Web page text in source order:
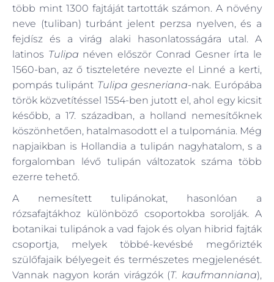
több mint 1300 fajtáját tartották számon. A növény
neve (tuliban) turbánt jelent perzsa nyelven, és a
fejdísz és a virág alaki hasonlatosságára utal. A
latinos Tulipa néven először Conrad Gesner írta le
1560-ban, az ő tiszteletére nevezte el Linné a kerti,
pompás tulipánt Tulipa gesneriana-nak. Európába
török közvetítéssel 1554-ben jutott el, ahol egy kicsit
később, a 17. században, a holland nemesítőknek
köszönhetően, hatalmasodott el a tulpománia. Még
napjaikban is Hollandia a tulipán nagyhatalom, s a
forgalomban lévő tulipán változatok száma több
ezerre tehető.
A nemesített tulipánokat, hasonlóan a
rózsafajtákhoz különböző csoportokba sorolják. A
botanikai tulipánok a vad fajok és olyan hibrid fajták
csoportja, melyek többé-kevésbé megőrizték
szülőfajaik bélyegeit és természetes megjelenését.
Vannak nagyon korán virágzók (T. kaufmanniana),